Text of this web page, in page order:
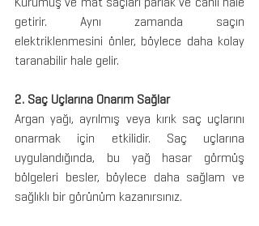
getirir. Aynı zamanda saçın
elektriklenmesini önler, böylece daha kolay
taranabilir hale gelir.
2. Saç Uçlarına Onarım Sağlar
Argan yağı, ayrılmış veya kırık saç uçlarını
onarmak için etkilidir. Saç uçlarına
uygulandığında, bu yağ hasar görmüş
bölgeleri besler, böylece daha sağlam ve
sağlıklı bir görünüm kazanırsınız.